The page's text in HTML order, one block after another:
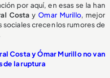
por aquí, en esas se la han
Costa yOmar Murillo, mejor
sociales crecen los rumores de
Costa y Ómar Murillo no van
de la ruptura